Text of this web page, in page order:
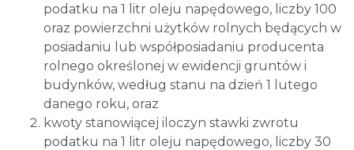
podatku na 1 litr oleju napędowego, liczby 100
oraz powierzchni użytków rolnych będących w
posiadaniu lub współposiadaniu producenta
rolnego określonej w ewidencji gruntów i
budynków, według stanu na dzień 1 lutego
danego roku, oraz
kwoty stanowiącej iloczyn stawki zwrotu
podatku na 1 litr oleju napędowego, liczby 30